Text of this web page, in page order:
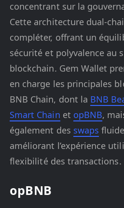
concentrant sur la
Cette architecture dual-
compléter, offrant un
sécurité et polyvalence au
blockchain. Gem Wallet
en charge les principales
BNB Chain, dont la BNB
Smart Chain et opBNB,
également des swaps
améliorant l’expérience
flexibilité des transactions.
opBNB